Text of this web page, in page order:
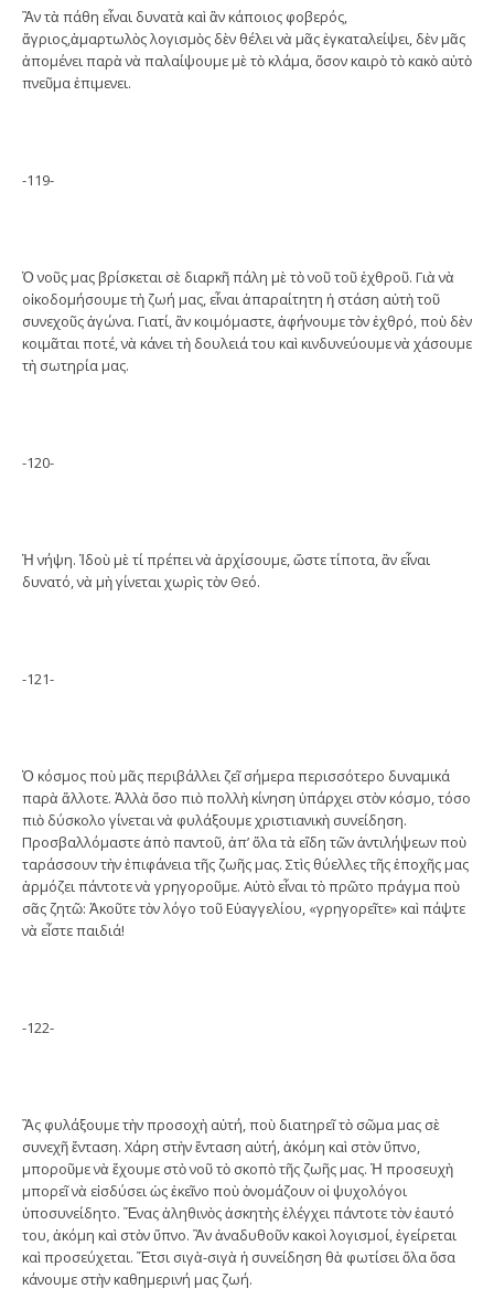
Ἂν τὰ πάθη εἶναι δυνατὰ καὶ ἂν κάποιος φοβερός,
ἄγριος,ἁμαρτωλὸς λογισμὸς δὲν θέλει νὰ μᾶς ἐγκαταλείψει, δὲν μᾶς
ἀπομένει παρὰ νὰ παλαίψουμε μὲ τὸ κλάμα, ὅσον καιρὸ τὸ κακὸ αὐτὸ
πνεῦμα ἐπιμενει.
-119-
Ὁ νοῦς μας βρίσκεται σὲ διαρκῆ πάλη μὲ τὸ νοῦ τοῦ ἐχθροῦ. Γιὰ νὰ
οἰκοδομήσουμε τὴ ζωή μας, εἶναι ἀπαραίτητη ἡ στάση αὐτὴ τοῦ
συνεχοῦς ἀγώνα. Γιατί, ἂν κοιμόμαστε, ἀφήνουμε τὸν ἐχθρό, ποὺ δὲν
κοιμᾶται ποτέ, νὰ κάνει τὴ δουλειά του καὶ κινδυνεύουμε νὰ χάσουμε
τὴ σωτηρία μας.
-120-
Ἡ νήψη. Ἰδοὺ μὲ τί πρέπει νὰ ἀρχίσουμε, ὥστε τίποτα, ἂν εἶναι
δυνατό, νὰ μὴ γίνεται χωρὶς τὸν Θεό.
-121-
Ὁ κόσμος ποὺ μᾶς περιβάλλει ζεῖ σήμερα περισσότερο δυναμικά
παρὰ ἄλλοτε. Ἀλλὰ ὅσο πιὸ πολλὴ κίνηση ὑπάρχει στὸν κόσμο, τόσο
πιὸ δύσκολο γίνεται νὰ φυλάξουμε χριστιανικὴ συνείδηση.
Προσβαλλόμαστε ἀπὸ παντοῦ, ἀπ’ ὅλα τὰ εἴδη τῶν ἀντιλήψεων ποὺ
ταράσσουν τὴν ἐπιφάνεια τῆς ζωῆς μας. Στὶς θύελλες τῆς ἐποχῆς μας
ἁρμόζει πάντοτε νὰ γρηγοροῦμε. Αὐτὸ εἶναι τὸ πρῶτο πράγμα ποὺ
σᾶς ζητῶ: Ἀκοῦτε τὸν λόγο τοῦ Εὐαγγελίου, «γρηγορεῖτε» καὶ πάψτε
νὰ εἶστε παιδιά!
-122-
Ἂς φυλάξουμε τὴν προσοχὴ αὐτή, ποὺ διατηρεῖ τὸ σῶμα μας σὲ
συνεχῆ ἔνταση. Χάρη στὴν ἔνταση αὐτή, ἀκόμη καὶ στὸν ὕπνο,
μποροῦμε νὰ ἔχουμε στὸ νοῦ τὸ σκοπὸ τῆς ζωῆς μας. Ἡ προσευχὴ
μπορεῖ νὰ εἰσδύσει ὡς ἐκεῖνο ποὺ ὀνομάζουν οἱ ψυχολόγοι
ὑποσυνείδητο. Ἕνας ἀληθινὸς ἀσκητὴς ἐλέγχει πάντοτε τὸν ἑαυτό
του, ἀκόμη καὶ στὸν ὕπνο. Ἂν ἀναδυθοῦν κακοὶ λογισμοί, ἐγείρεται
καὶ προσεύχεται. Ἔτσι σιγὰ-σιγὰ ἡ συνείδηση θὰ φωτίσει ὅλα ὅσα
κάνουμε στὴν καθημερινή μας ζωή.